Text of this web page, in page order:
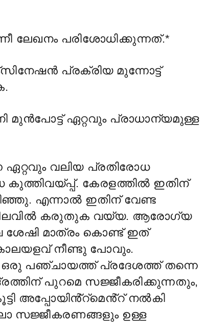
പരിശോധിക്കുന്നത്.*
പ്രക്രിയ മുന്നോട്ട്
മുൻപോട്ട് ഏറ്റവും പ്രാധാന്യമുള്ള
വലിയ പ്രതിരോധ
കേരളത്തിൽ ഇതിന്
എന്നാൽ ഇതിന് വേണ്ട
കരുതുക വയ്യ. ആരോഗ്യ
ശേഷി മാത്രം കൊണ്ട് ഇത്
നീണ്ടു പോവും.
പഞ്ചായത്ത് പ്രദേശത്ത് തന്നെ
പുറമെ സജ്ജീകരിക്കുന്നതും,
അപ്പോയിൻ്റ്മെൻ്റ് നൽകി
സജ്ജീകരണങ്ങളും ഉള്ള